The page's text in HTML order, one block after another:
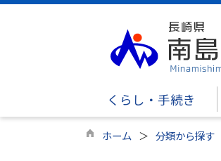
くらし・手続き
ホーム 分類から探す